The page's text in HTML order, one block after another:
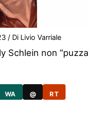
/ Di Livio Varriale
Schlein non “puzza
WA @ RT